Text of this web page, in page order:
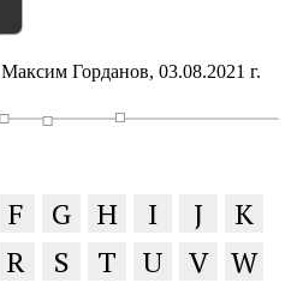
Максим Горданов, 03.08.2021 г.
F G H I J
K
R S T U V W